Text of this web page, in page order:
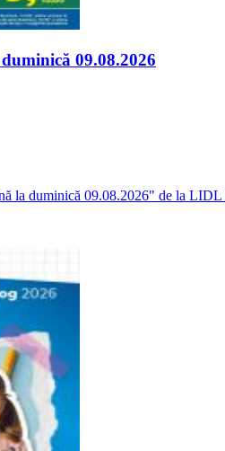
09.08.2026
la duminică 09.08.2026" de la LIDL